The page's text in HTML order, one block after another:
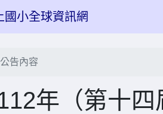
小全球資訊網
公告內容
年（第十